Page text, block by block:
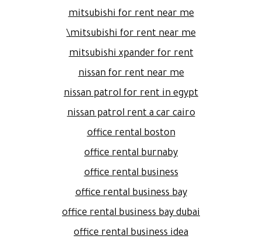
mitsubishi for rent near me
mitsubishi for rent near me\
mitsubishi xpander for rent
nissan for rent near me
nissan patrol for rent in egypt
nissan patrol rent a car cairo
office rental boston
office rental burnaby
office rental business
office rental business bay
office rental business bay dubai
office rental business idea